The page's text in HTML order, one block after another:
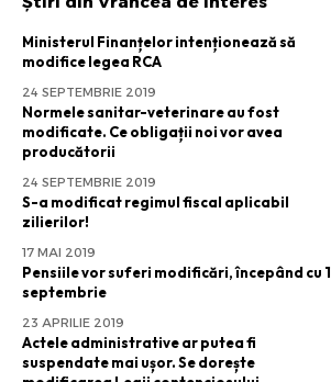
Ministerul Finanțelor intenționează să
modifice legea RCA
24 SEPTEMBRIE 2019
Normele sanitar-veterinare au fost
modificate. Ce obligații noi vor avea
producătorii
24 SEPTEMBRIE 2019
S-a modificat regimul fiscal aplicabil
zilierilor!
17 MAI 2019
Pensiile vor suferi modificări, începând cu 1
septembrie
23 APRILIE 2019
Actele administrative ar putea fi
suspendate mai ușor. Se dorește